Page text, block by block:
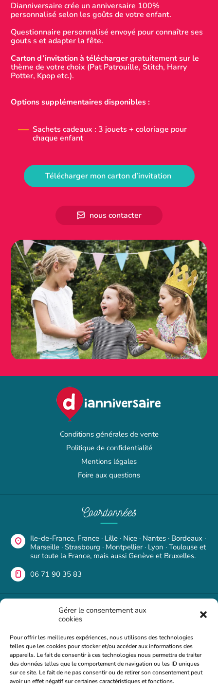
Gérer le consentement aux
cookies
Pour offrir les meilleures expériences, nous utilisons des technologies
telles que les cookies pour stocker et/ou accéder aux informations des
appareils. Le fait de consentir à ces technologies nous permettra de traiter
des données telles que le comportement de navigation ou les ID uniques
sur ce site. Le fait de ne pas consentir ou de retirer son consentement peut
avoir un effet négatif sur certaines caractéristiques et fonctions.
Dianniversaire crée un anniversaire 100%
personnalisé selon les goûts de votre enfant.
Questionnaire personnalisé envoyé pour connaître ses
gouts s et adapter la fête.
Carton d’invitation à téléchargergratuitement sur le
thème de votre choix (Pat Patrouille, Stitch, Harry
Potter, Kpop etc.).
Options supplémentaires disponibles :
Sachets cadeaux : 3 jouets + coloriage pour
chaque enfant
Télécharger mon carton d’invitation
nous contacter
Conditions générales de vente
Politique de confidentialité
Mentions légales
Foire aux questions
Coordonnées
Ile-de-France, France · Lille · Nice · Nantes · Bordeaux ·
Marseille · Strasbourg · Montpellier · Lyon · Toulouse et
sur toute la France, mais aussi Genève et Bruxelles.
06 71 90 35 83
Une question ?
Si vous avez des questions ou des commentaires, n'hésitez
pas à nous contacter. Nous serons heureux de vous
répondre dans les plus brefs délais.
Foire aux questions